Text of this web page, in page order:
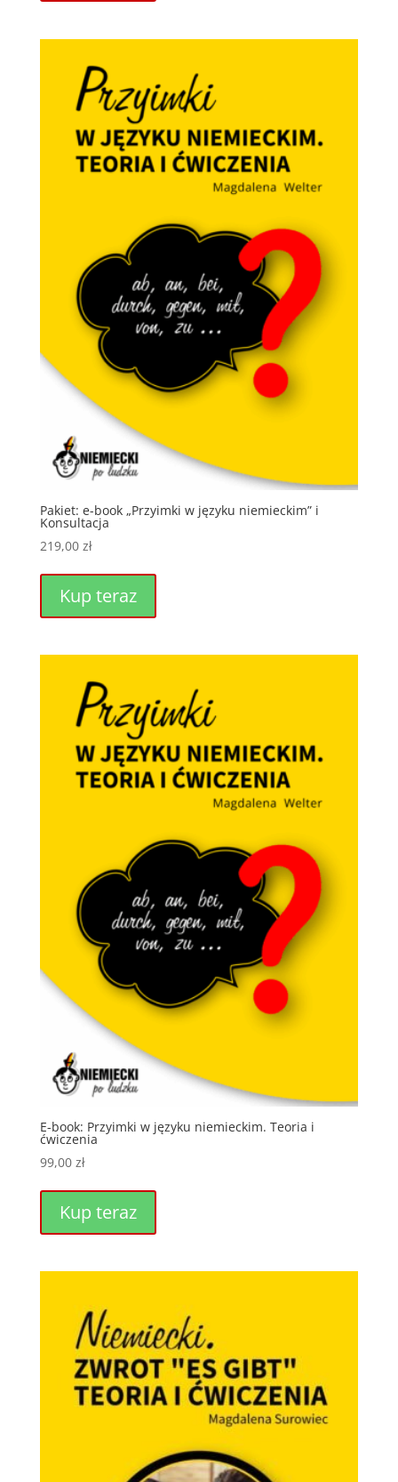
Pakiet: e-book „Przyimki w języku niemieckim” i
Konsultacja
219,00 zł
Kup teraz
E-book: Przyimki w języku niemieckim. Teoria i
ćwiczenia
99,00 zł
Kup teraz